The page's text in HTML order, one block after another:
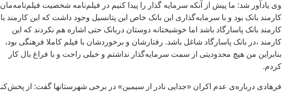
وی يادآور شد: ما پيش از آنکه سرمايه گذار را پيدا کنيم در فيلم‌نامه شخصيت فيلم‌نامه‌مان
کارمند بانک بود و با سرمايه‌گذاری اين بانک خاص اين پتانسيل وجود داشت که اين کارمند
کارمند بانک پاسارگاد باشد اما خوشبختانه دوستان دربانک حتی اشاره هم نکردند که اين
کارمند ،در بانک پاسارگاد شاغل باشد. رفتارشان و برخوردشان با فيلم کاملا فرهنگی بود،
بنابراين من هيچ محدوديتی از سمت سرمايه‌گذار نداشتم و خيلی راحت و با فراغ بال کار
کردم.
فرهادی درباره‌ی عدم اکران «جدايی نادر از سيمين» در برخی شهرستانها گفت: از